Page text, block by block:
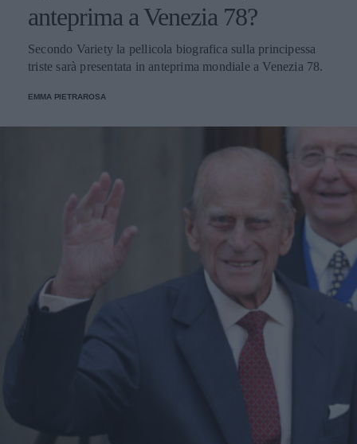
anteprima a Venezia 78?
Secondo Variety la pellicola biografica sulla principessa
triste sarà presentata in anteprima mondiale a Venezia 78.
EMMA PIETRAROSA